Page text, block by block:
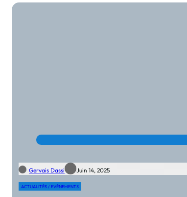
Gervais Dassi Juin 14, 2025
ACTUALITÉS / EVÉNEMENTS